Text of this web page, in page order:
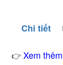
Chi tiết
👉 Xem